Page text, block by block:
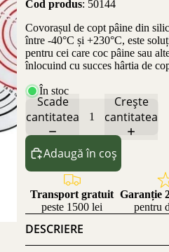
Cod produs: 50144
Covorașul de copt pâine din
între -40°C și +230°C, este
pentru cei care coc pâine sau
înlocuind cu succes hârtia de
În stoc
Scade
cantitatea
Crește
cantitatea
Adaugă în coș
Transport gratuit
peste 1500 lei
Garanție
pentru
DESCRIERE